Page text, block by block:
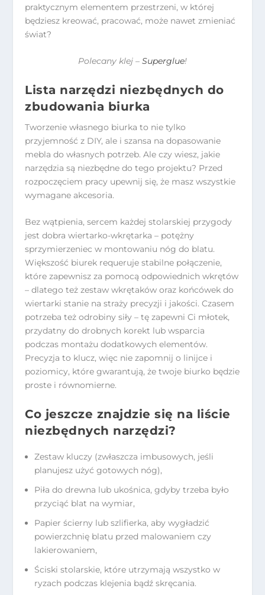
praktycznym elementem przestrzeni, w której
będziesz kreować, pracować, może nawet zmieniać
świat?
Polecany klej – Superglue!
Lista narzędzi niezbędnych do
zbudowania biurka
Tworzenie własnego biurka to nie tylko
przyjemność z DIY, ale i szansa na dopasowanie
mebla do własnych potrzeb. Ale czy wiesz, jakie
narzędzia są niezbędne do tego projektu? Przed
rozpoczęciem pracy upewnij się, że masz wszystkie
wymagane akcesoria.
Bez wątpienia, sercem każdej stolarskiej przygody
jest dobra wiertarko-wkrętarka – potężny
sprzymierzeniec w montowaniu nóg do blatu.
Większość biurek requeruje stabilne połączenie,
które zapewnisz za pomocą odpowiednich wkrętów
– dlatego też zestaw wkrętaków oraz końcówek do
wiertarki stanie na straży precyzji i jakości. Czasem
potrzeba też odrobiny siły – tę zapewni Ci młotek,
przydatny do drobnych korekt lub wsparcia
podczas montażu dodatkowych elementów.
Precyzja to klucz, więc nie zapomnij o linijce i
poziomicy, które gwarantują, że twoje biurko będzie
proste i równomierne.
Co jeszcze znajdzie się na liście
niezbędnych narzędzi?
Zestaw kluczy (zwłaszcza imbusowych, jeśli
planujesz użyć gotowych nóg),
Piła do drewna lub ukośnica, gdyby trzeba było
przyciąć blat na wymiar,
Papier ścierny lub szlifierka, aby wygładzić
powierzchnię blatu przed malowaniem czy
lakierowaniem,
Ściski stolarskie, które utrzymają wszystko w
ryzach podczas klejenia bądź skręcania.